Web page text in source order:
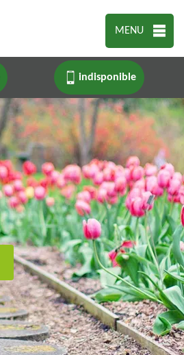
MENU
indisponible